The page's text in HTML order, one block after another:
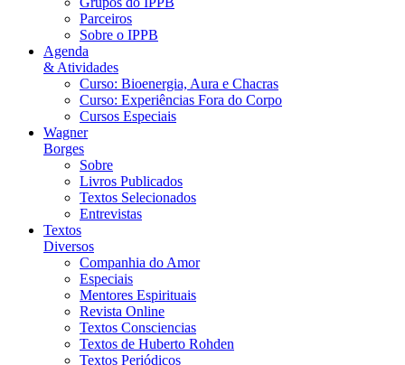
Parceiros
Sobre o IPPB
Agenda
& Atividades
Curso: Bioenergia, Aura e Chacras
Curso: Experiências Fora do Corpo
Cursos Especiais
Wagner
Borges
Sobre
Livros Publicados
Textos Selecionados
Entrevistas
Textos
Diversos
Companhia do Amor
Especiais
Mentores Espirituais
Revista Online
Textos Consciencias
Textos de Huberto Rohden
Textos Periódicos